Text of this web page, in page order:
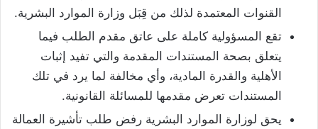
القنوات المعتمدة لذلك من قِبَل وزارة الموارد البشرية.
تقع المسؤولية كاملة على عاتق مقدم الطلب فيما
يتعلق بصحة المستندات المقدمة والتي تفيد إثبات
الأهلية والقدرة المادية، وأي مخالفة لما يرد في تلك
المستندات تعرض مقدمها للمسائلة القانونية.
يحق لوزارة الموارد البشرية رفض طلب تأشيرة العمالة